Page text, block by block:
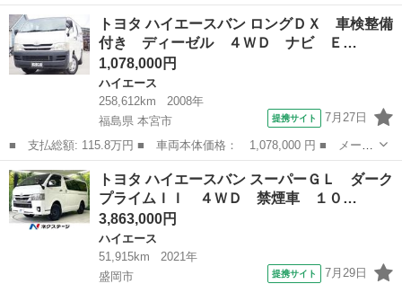
ー名： トヨタ ■ 車種名： ハイエースバン ■ グレード名： ス
ーパーＧＬ ダークプライムＩＩ ４ＷＤ フローティング１０イン
チナビ ...
岩手 盛岡市 ハイエース
トヨタ ハイエースバン ロングＤＸ 車検整備
付き ディーゼル ４ＷＤ ナビ Ｅ…
1,078,000円
ハイエース
258,612km
2008年
福島県 本宮市
提携サイト 7月27日
■ 支払総額: 115.8万円 ■ 車両本体価格： 1,078,000 円 ■ メーカ
ー名： トヨタ ■ 車種名： ハイエースバン ■ グレード名： ロ
ングＤＸ 車検整備付き ディーゼル ４ＷＤ ナビ ＥＴＣ エア
コン パ...
福島 本宮市 ハイエース
トヨタ ハイエースバン スーパーＧＬ ダーク
プライムＩＩ ４ＷＤ 禁煙車 １０…
3,863,000円
ハイエース
51,915km
2021年
盛岡市
提携サイト 7月29日